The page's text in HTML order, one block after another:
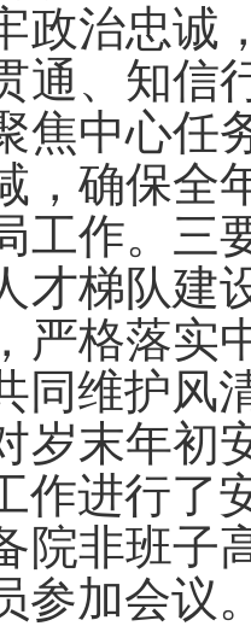
政治忠诚
通、知信
焦中心任
，确保全
工作。三
才梯队建
严格落实
同维护风
岁末年初
作进行了
院非班子
参加会议